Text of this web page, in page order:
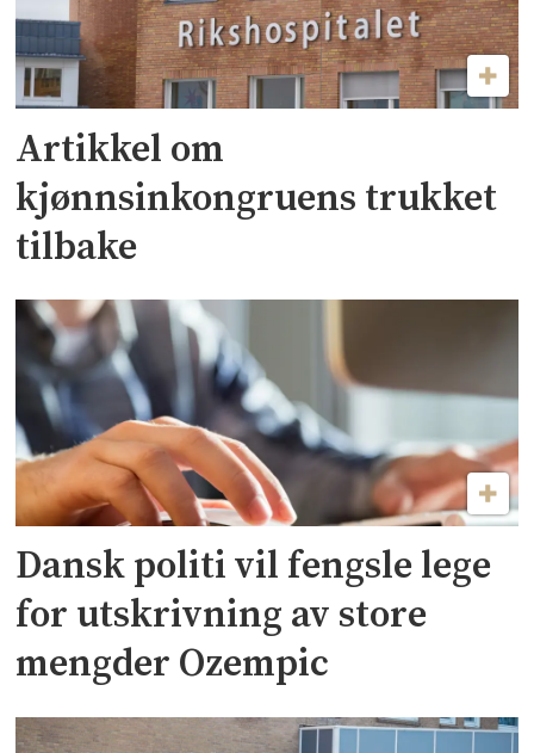
Artikkel om
kjønnsinkongruens trukket
tilbake
Dansk politi vil fengsle lege
for utskrivning av store
mengder Ozempic